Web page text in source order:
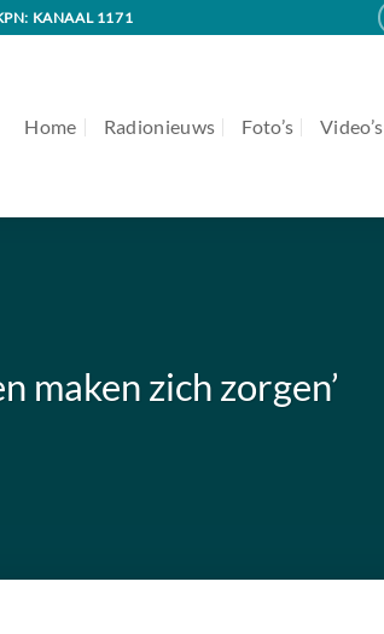
KANAAL 1171
Home Radionieuws Foto’s Video’s
maken zich zorgen’